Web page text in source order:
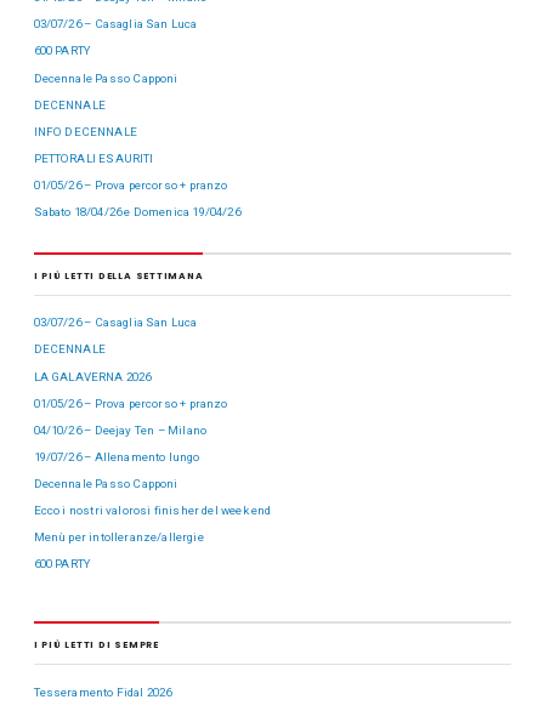
03/07/26 – Casaglia San Luca
600 PARTY
Decennale Passo Capponi
DECENNALE
INFO DECENNALE
PETTORALI ESAURITI
01/05/26 – Prova percorso + pranzo
Sabato 18/04/26 e Domenica 19/04/26
I PIÙ LETTI DELLA SETTIMANA
03/07/26 – Casaglia San Luca
DECENNALE
LA GALAVERNA 2026
01/05/26 – Prova percorso + pranzo
04/10/26 – Deejay Ten – Milano
19/07/26 – Allenamento lungo
Decennale Passo Capponi
Ecco i nostri valorosi finisher del week end
Menù per intolleranze/allergie
600 PARTY
I PIÙ LETTI DI SEMPRE
Tesseramento Fidal 2026